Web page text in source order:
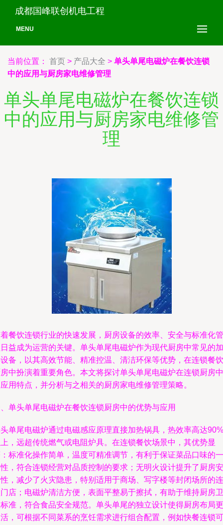
成都国峰联创机电工程
MENU
当前位置： 首页 > 产品大全 > 单头单尾电磁炉在餐饮连锁
中的应用与厨房家电维修管理
单头单尾电磁炉在餐饮连锁
中的应用与厨房家电维修管
理
餐饮连锁行业的快速发展，厨房设备的效率、安全与标准化管
益成为运营的关键。单头单尾电磁炉作为现代厨房中常见的加
备，以其高效节能、精准控温、清洁环保等优势，在连锁餐饮
中扮演着重要角色。本文将探讨单头单尾电磁炉在连锁厨房中
用特点，并分析与之相关的厨房家电维修管理策略。
单头单尾电磁炉在餐饮连锁厨房中的优势与应用
单尾电磁炉通过电磁感应原理直接加热锅具，热效率高达90%
，远超传统燃气或电阻炉具。在连锁餐饮场景中，其优势显
标准化操作简单，温度可精准调节，有利于保证菜品口味的一
，符合连锁经营对品质控制的要求；无明火设计提升了厨房安
，减少了火灾隐患，特别适用于商场、写字楼等封闭场所的连
店；电磁炉清洁方便，表面平整易于擦拭，有助于维持厨房卫
准，符合食品安全规范。单头单尾的独立设计使得厨房布局更
，可根据不同菜系的烹饪需求进行组合配置，例如快餐连锁可